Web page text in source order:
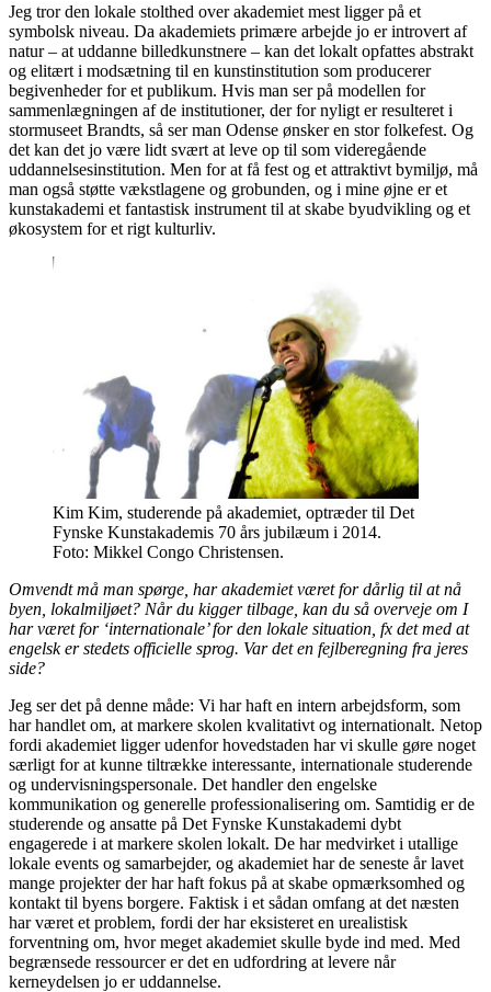
Jeg tror den lokale stolthed over akademiet mest ligger på et
symbolsk niveau. Da akademiets primære arbejde jo er introvert af
natur – at uddanne billedkunstnere – kan det lokalt opfattes abstrakt
og elitært i modsætning til en kunstinstitution som producerer
begivenheder for et publikum. Hvis man ser på modellen for
sammenlægningen af de institutioner, der for nyligt er resulteret i
stormuseet Brandts, så ser man Odense ønsker en stor folkefest. Og
det kan det jo være lidt svært at leve op til som videregående
uddannelsesinstitution. Men for at få fest og et attraktivt bymiljø, må
man også støtte vækstlagene og grobunden, og i mine øjne er et
kunstakademi et fantastisk instrument til at skabe byudvikling og et
økosystem for et rigt kulturliv.
Kim Kim, studerende på akademiet, optræder til Det
Fynske Kunstakademis 70 års jubilæum i 2014.
Foto: Mikkel Congo Christensen.
Omvendt må man spørge, har akademiet været for dårlig til at nå
byen, lokalmiljøet? Når du kigger tilbage, kan du så overveje om I
har været for ‘internationale’ for den lokale situation, fx det med at
engelsk er stedets officielle sprog. Var det en fejlberegning fra jeres
side?
Jeg ser det på denne måde: Vi har haft en intern arbejdsform, som
har handlet om, at markere skolen kvalitativt og internationalt. Netop
fordi akademiet ligger udenfor hovedstaden har vi skulle gøre noget
særligt for at kunne tiltrække interessante, internationale studerende
og undervisningspersonale. Det handler den engelske
kommunikation og generelle professionalisering om. Samtidig er de
studerende og ansatte på Det Fynske Kunstakademi dybt
engagerede i at markere skolen lokalt. De har medvirket i utallige
lokale events og samarbejder, og akademiet har de seneste år lavet
mange projekter der har haft fokus på at skabe opmærksomhed og
kontakt til byens borgere. Faktisk i et sådan omfang at det næsten
har været et problem, fordi der har eksisteret en urealistisk
forventning om, hvor meget akademiet skulle byde ind med. Med
begrænsede ressourcer er det en udfordring at levere når
kerneydelsen jo er uddannelse.